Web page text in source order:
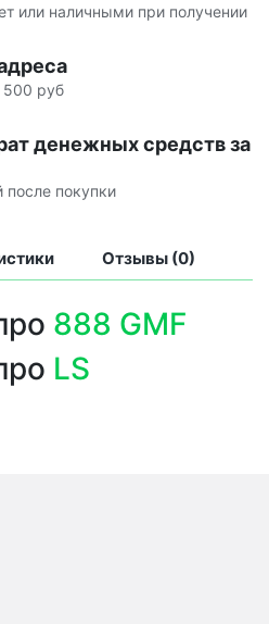
или наличными при получении
500 руб
денежных средств за
после покупки
Отзывы (0)
888 GMF
LS